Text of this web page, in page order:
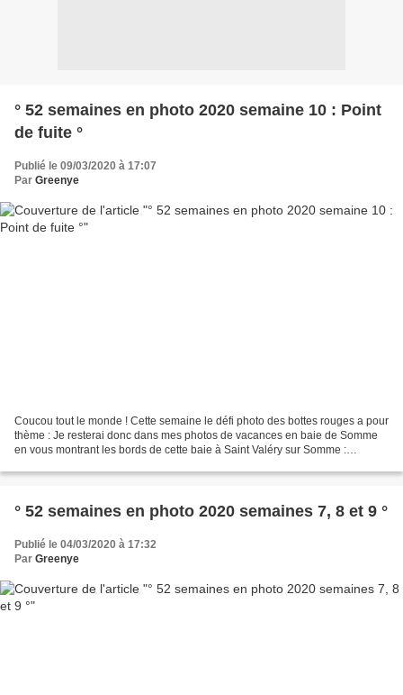
° 52 semaines en photo 2020 semaine 10 : Point
de fuite °
Publié le 09/03/2020 à 17:07
Par Greenye
Coucou tout le monde ! Cette semaine le défi photo des bottes rouges a pour
thème : Je resterai donc dans mes photos de vacances en baie de Somme
en vous montrant les bords de cette baie à Saint Valéry sur Somme :
° 52 semaines en photo 2020 semaines 7, 8 et 9 °
Publié le 04/03/2020 à 17:32
Par Greenye